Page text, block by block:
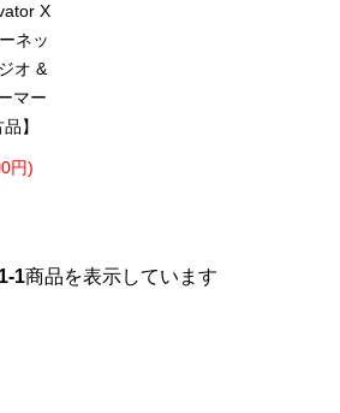
X
ネッ
オ &
マー
】
円)
1-1商品を表示しています